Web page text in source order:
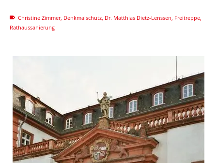
Christine Zimmer, Denkmalschutz Dr. Matthias Dietz-Lenssen Freitreppe
Rathaussanierung